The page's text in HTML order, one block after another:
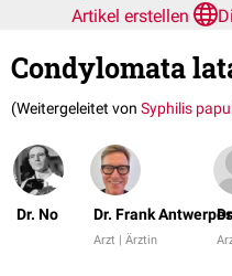
Artikel erstellen
Condylomata
(Weitergeleitet von Syphilis
Dr. No Dr. Frank Antwerpes
Arzt | Ärztin